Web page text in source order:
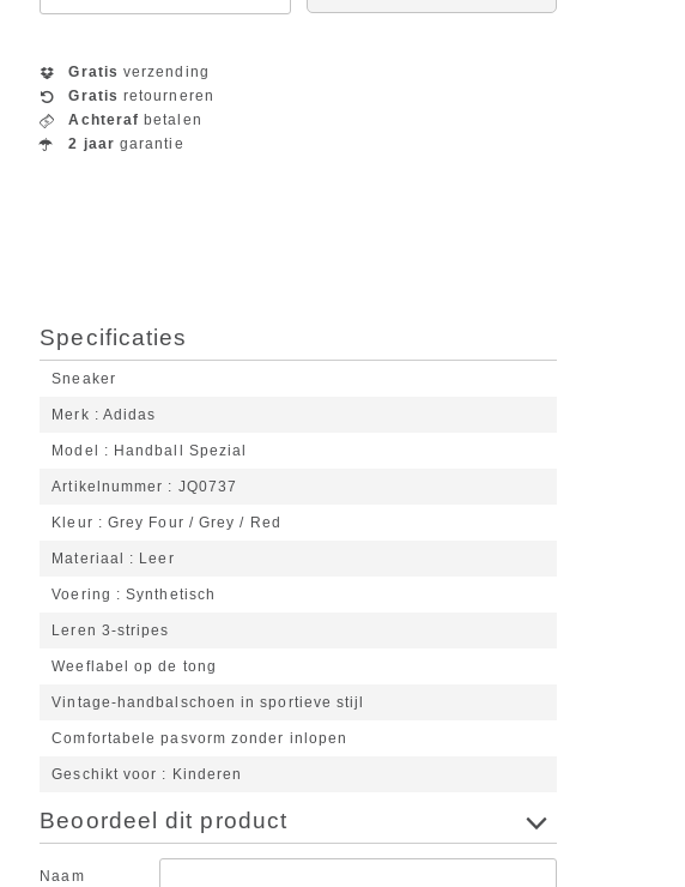
Gratis verzending
Gratis retourneren
Achteraf betalen
2 jaar garantie
Specificaties
Sneaker
Merk Adidas
Model Handball Spezial
Artikelnummer JQ0737
Kleur Grey Four / Grey / Red
Materiaal Leer
Voering Synthetisch
Leren 3‑stripes
Weeflabel op de tong
Vintage‑handbalschoen in sportieve stijl
Comfortabele pasvorm zonder inlopen
Geschikt voor Kinderen
Beoordeel dit product
Naam